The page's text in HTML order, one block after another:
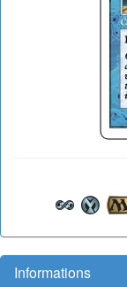
Informations